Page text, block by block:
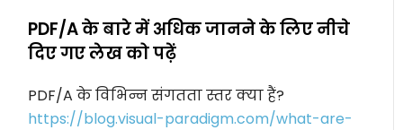
PDF/A के बारे में अधिक जानने के लिए नीचे
दिए गए लेख को पढ़ें
PDF/A के विभिन्न संगतता स्तर क्या हैं?
https://blog.visual-paradigm.com/what-are-